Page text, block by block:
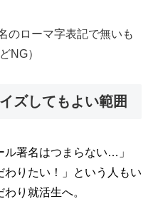
のローマ字表記で無いも
NG）
ズしてもよい範囲
ル署名はつまらない…」
わりたい！」という人もい
り就活生へ。